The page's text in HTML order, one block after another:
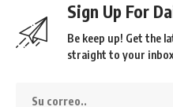
Sign Up For
Be keep up! Get the
straight to your